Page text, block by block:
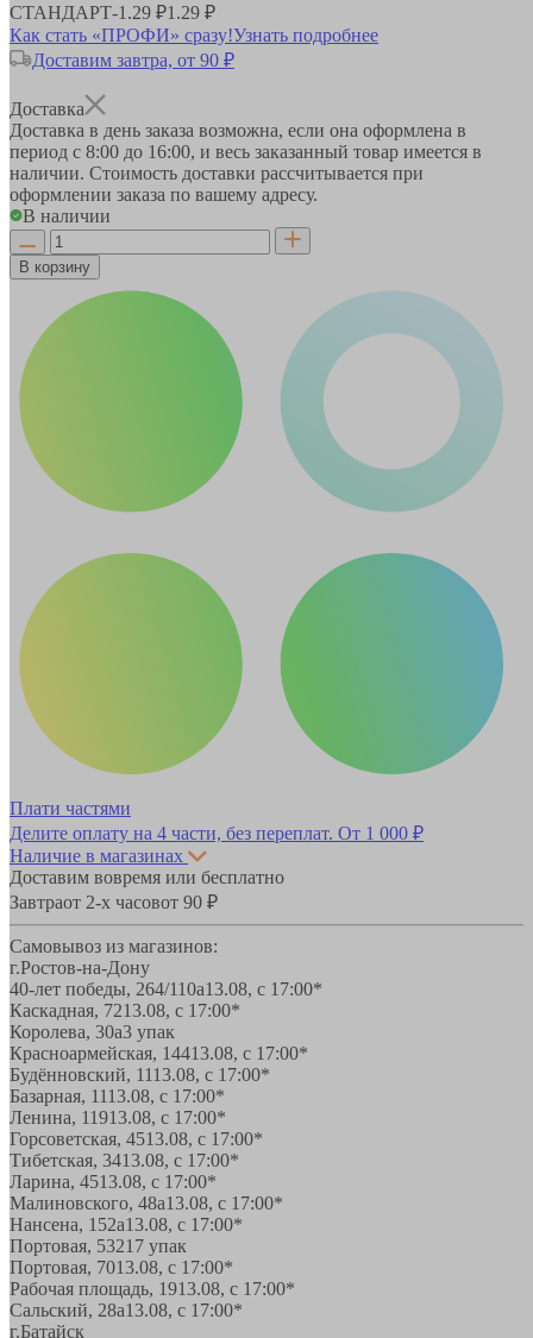
СТАНДАРТ-1.29 ₽1.29 ₽
Как стать «ПРОФИ» сразу!Узнать подробнее
Доставим завтра, от 90 ₽
Доставка
Доставка в день заказа возможна, если она оформлена в
период с 8:00 до 16:00, и весь заказанный товар имеется в
наличии. Стоимость доставки рассчитывается при
оформлении заказа по вашему адресу.
В наличии
В корзину
Плати частями
Делите оплату на 4 части, без переплат. От 1 000 ₽
Наличие в магазинах
Доставим вовремя или бесплатно
Завтраот 2-х часовот 90 ₽
Самовывоз из магазинов:
г.Ростов-на-Дону
40-лет победы, 264/110а13.08, с 17:00*
Каскадная, 7213.08, с 17:00*
Королева, 30а3 упак
Красноармейская, 14413.08, с 17:00*
Будённовский, 1113.08, с 17:00*
Базарная, 1113.08, с 17:00*
Ленина, 11913.08, с 17:00*
Горсоветская, 4513.08, с 17:00*
Тибетская, 3413.08, с 17:00*
Ларина, 4513.08, с 17:00*
Малиновского, 48а13.08, с 17:00*
Нансена, 152а13.08, с 17:00*
Портовая, 53217 упак
Портовая, 7013.08, с 17:00*
Рабочая площадь, 1913.08, с 17:00*
Сальский, 28a13.08, с 17:00*
г.Батайск